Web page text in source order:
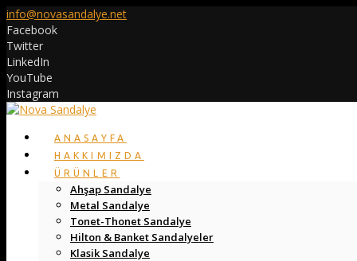
info@novasandalye.net
Facebook
Twitter
LinkedIn
YouTube
Instagram
ANASAYFA
HAKKIMIZDA
ÜRÜNLER
Ahşap Sandalye
Metal Sandalye
Tonet-Thonet Sandalye
Hilton & Banket Sandalyeler
Klasik Sandalye